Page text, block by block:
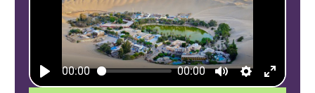
00:00 00:00